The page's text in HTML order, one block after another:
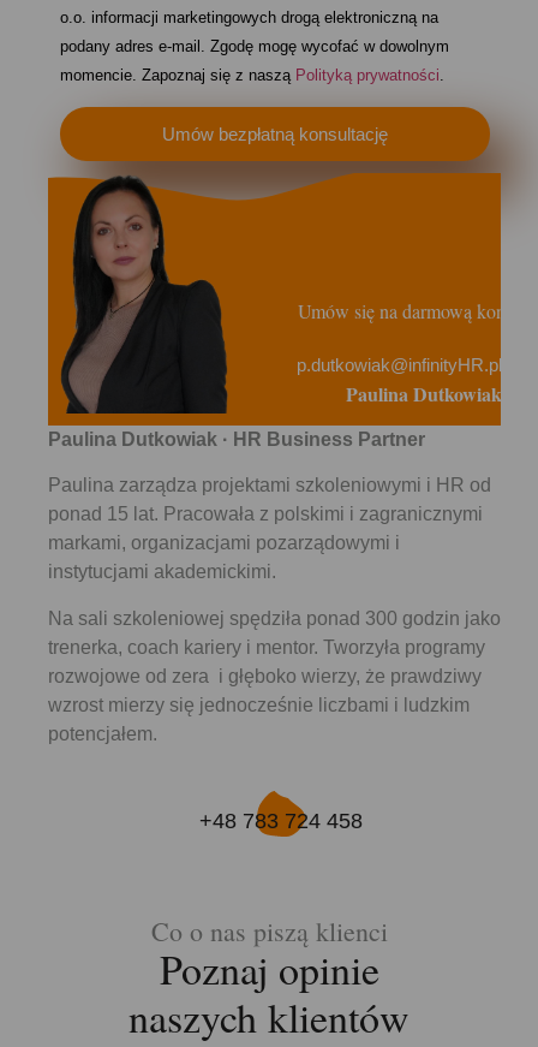
o.o. informacji marketingowych drogą elektroniczną na
podany adres e-mail. Zgodę mogę wycofać w dowolnym
momencie. Zapoznaj się z naszą Polityką prywatności.
Umów bezpłatną konsultację
Umów się na darmową
Paulina Dutkowiak
p.dutkowiak@infinityHR.pl
Paulina Dutkowiak · HR Business Partner
Paulina zarządza projektami szkoleniowymi i HR od
ponad 15 lat. Pracowała z polskimi i zagranicznymi
markami, organizacjami pozarządowymi i
instytucjami akademickimi.
Na sali szkoleniowej spędziła ponad 300 godzin jako
trenerka, coach kariery i mentor. Tworzyła programy
rozwojowe od zera i głęboko wierzy, że prawdziwy
wzrost mierzy się jednocześnie liczbami i ludzkim
potencjałem.
+48 783 724 458
Co o nas piszą klienci
Poznaj opinie
naszych klientów